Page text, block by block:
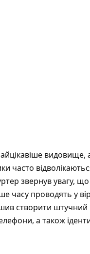
видовище,
часто
звернув увагу, що
часу проводять у
створити штучний
а також